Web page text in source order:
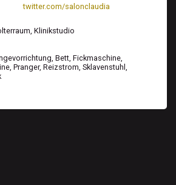
twitter.com/salonclaudia
Klinikstudio
Bett, Fickmaschine,
Pranger, Reizstrom, Sklavenstuhl,